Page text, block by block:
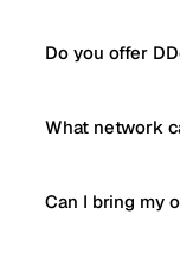
Do you offer
What network
Can I bring my